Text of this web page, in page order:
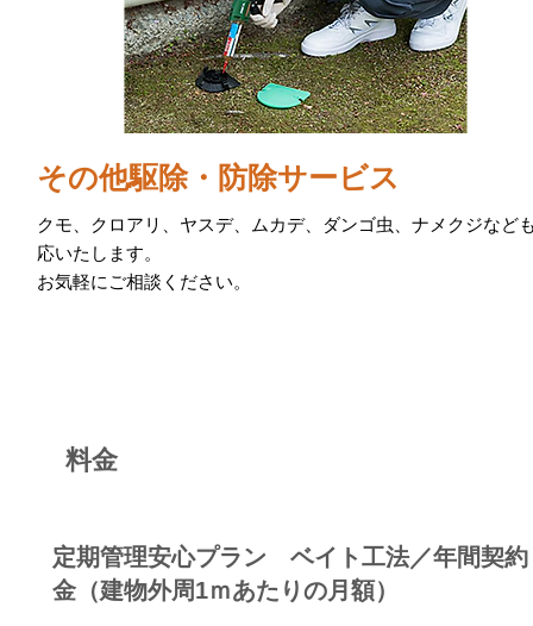
その他駆除・防除サービス
クモ、クロアリ、ヤスデ、ムカデ、ダンゴ虫、ナメクジなど
応いたします。
お気軽にご相談ください。
料金
定期管理安心プラン ベイト工法／年間契約
金（建物外周1ｍあたりの月額）